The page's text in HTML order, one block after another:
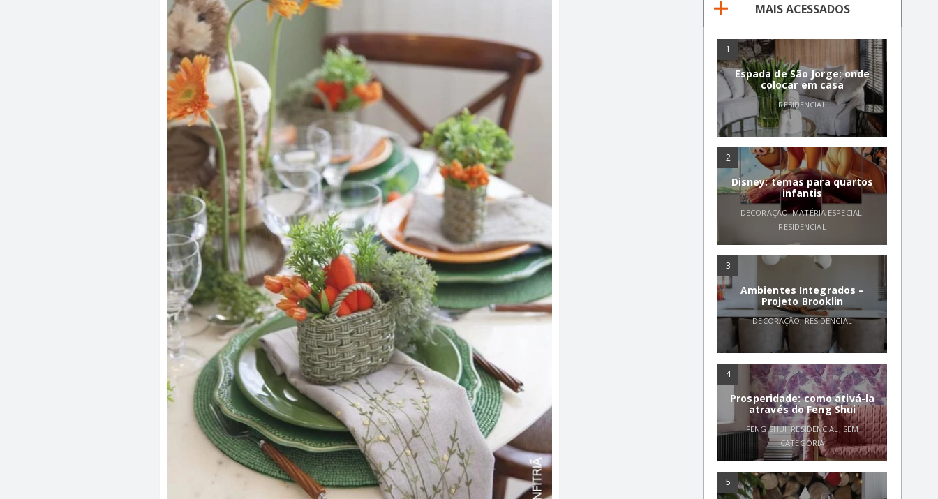
MAIS ACESSADOS
1
Espada de São Jorge: onde
colocar em casa
RESIDENCIAL
2
Disney: temas para quartos
infantis
DECORAÇÃO,MATÉRIA ESPECIAL,
RESIDENCIAL
3
Ambientes Integrados –
Projeto Brooklin
DECORAÇÃO,RESIDENCIAL
4
Prosperidade: como ativá-la
através do Feng Shui
FENG SHUI,RESIDENCIAL, SEM
CATEGORIA
5